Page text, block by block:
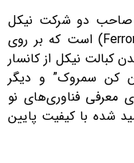
نیکل-گروه صنعتی قزاقی Sat & Co صاحب دو شرکت نیکل
(KazNickel LLP و Ferronickel Plants Ertis) است که بر روی
کبالت نیکل از کانسار
کن سمروک” و دیگر
معرفی فناوری‌های نو
شده با کیفیت پایین